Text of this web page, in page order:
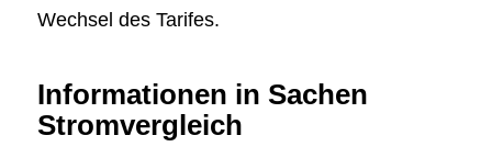
Wechsel des Tarifes.
Informationen in Sachen
Stromvergleich